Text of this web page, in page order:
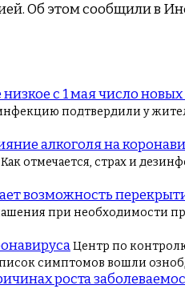
Об этом сообщили в
с 1 мая число новых
подтвердили у
алкоголя на
отмечается, страх и
возможность
при необходимости
Центр по
симптомов вошли
роста